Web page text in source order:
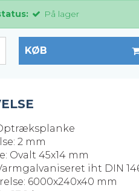
På lager
KØB
2 mm
Ovalt 45x14 mm
iht DIN
6000x240x40 mm